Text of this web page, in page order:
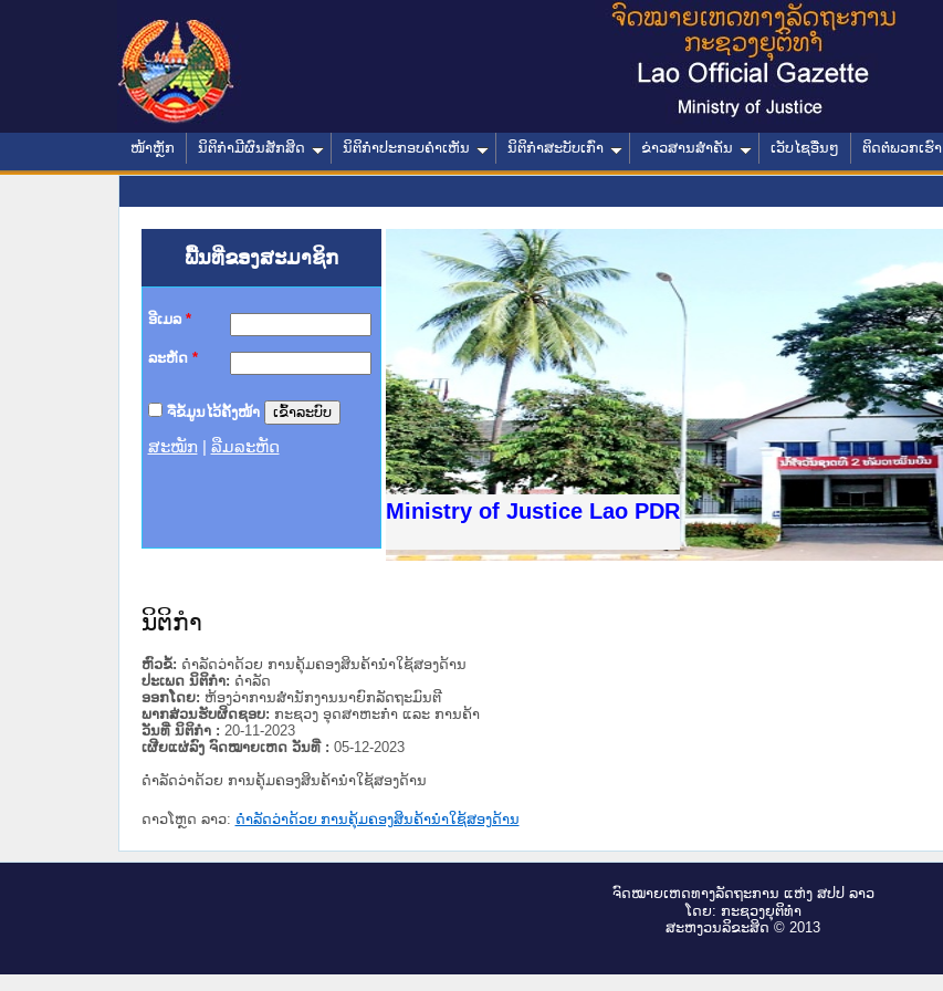
ໜ້າຫຼັກ ນິຕິກໍາມີຜົນສັກສິດ ນິຕິກໍາປະກອບຄໍາເຫັນ ນິຕິກໍາສະບັບເກົ່າ ຂ່າວສານສໍາຄັນ ເວັບໄຊອື່ນໆ ຕິດຕໍ່ພວກເຮົາ
ພື້ນທີ່ຂອງສະມາຊິກ
ອີເມລ *
ລະຫັດ *
ຈື່ຂໍ້ມູນໄວ້ຄັ້ງໜ້າ
ສະໝັກ ລືມລະຫັດ
Ministry of Justice Lao PDR
ານສະພາປະຊາຊົນ ພາກເໜືອ
ທາງລັດຖະການ
ສຳລັບ ພາກກາງ
ສຳລັບ ພາກໃຕ້
ວິທະຍາຄານຕຳຫຼວດປະຊາຊົນ
ວິທະຍາຄານສັນຕິບານປະຊາຊົນ
ຂັ້ນແຂວງພາກເໜືອ
ານສະພາປະຊາຊົນ ພາກກາງ
ນິຕິກໍາ
ຫົວຂໍ້: ດໍາລັດວ່າດ້ວຍ ການຄຸ້ມຄອງສິນຄ້ານໍາໃຊ້ສອງດ້ານ
ປະເພດ ນິຕິກໍາ: ດໍາລັດ
ອອກໂດຍ: ຫ້ອງວ່າການສຳນັກງານນາຍົກລັດຖະມົນຕີ
ພາກສ່ວນຮັບຜິດຊອບ: ກະຊວງ ອຸດສາຫະກຳ ແລະ ການຄ້າ
ວັນທີ່ ນິຕິກໍາ : 20-11-2023
ເຜີຍແຜ່ລົງ ຈົດໝາຍເຫດ ວັນທີ່ : 05-12-2023
ດໍາລັດວ່າດ້ວຍ ການຄຸ້ມຄອງສິນຄ້ານໍາໃຊ້ສອງດ້ານ
ດາວໂຫຼດ ລາວ: ດໍາລັດວ່າດ້ວຍ ການຄຸ້ມຄອງສິນຄ້ານໍາໃຊ້ສອງດ້ານ
ຈົດ​ໝາຍ​ເຫດ​ທາງ​ລັດ​ຖະ​ການ ແຫ່ງ ສ​ປ​ປ ລາວ
ໂດຍ: ກະ​ຊວງຍຸ​ຕິ​ທຳ
ສະ​ຫງວນ​ລິ​ຂະ​ສິດ © 2013